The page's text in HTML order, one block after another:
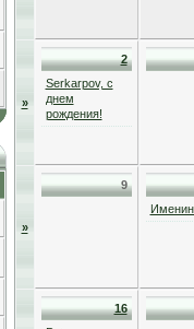
»
2
Serkarpov, с
днем
рождения!
»
9
16